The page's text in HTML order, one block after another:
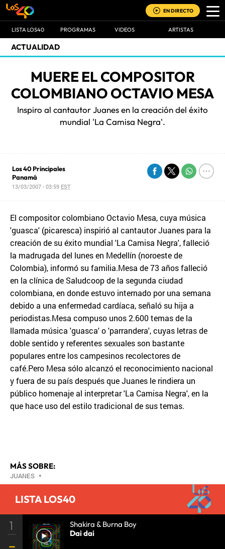
EN DIRECTO
LISTA LOS40 PROGRAMAS VIDEOS ARTISTAS
ACTUALIDAD
MUERE EL COMPOSITOR
COLOMBIANO OCTAVIO MESA
Inspiro al cantautor Juanes en la creación del éxito
mundial 'La Camisa Negra'.
Los 40 Principales
Panamá
13/03/2007 - 03:59 EST
El compositor colombiano Octavio Mesa, cuya música
'guasca' (picaresca) inspirió al cantautor Juanes para la
creación de su éxito mundial 'La Camisa Negra', falleció
la madrugada del lunes en Medellín (noroeste de
Colombia), informó su familia.Mesa de 73 años falleció
en la clínica de Saludcoop de la segunda ciudad
colombiana, en donde estuvo internado por una semana
debido a una enfermedad cardíaca, señaló su hija a
periodistas.Mesa compuso unos 2.600 temas de la
llamada música 'guasca' o 'parrandera', cuyas letras de
doble sentido y referentes sexuales son bastante
populares entre los campesinos recolectores de
café.Pero Mesa sólo alcanzó el reconocimiento nacional
y fuera de su país después que Juanes le rindiera un
público homenaje al interpretar 'La Camisa Negra', en la
que hace uso del estilo tradicional de sus temas.
MÁS SOBRE:
JUANES •
LISTA LOS40
1
Shakira & Burna Boy
Dai dai